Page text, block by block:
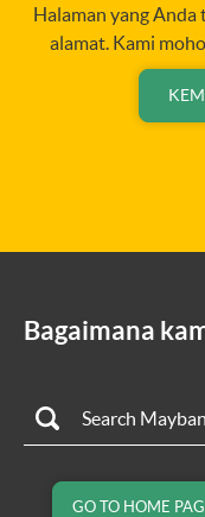
Halaman yang
alamat. Kami
Bagaimana
GO TO HOME